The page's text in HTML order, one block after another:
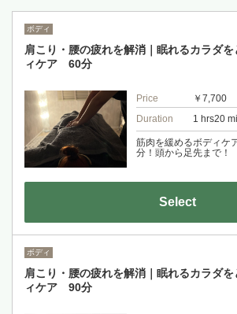
ボディ
肩こり・腰の疲れを解消｜眠れるカラダ
ィケア 60分
Price
￥7,700
Duration
1 hrs20
筋肉を緩めるボディケ
分！頭から足先まで！
Select
ボディ
肩こり・腰の疲れを解消｜眠れるカラダ
ィケア 90分